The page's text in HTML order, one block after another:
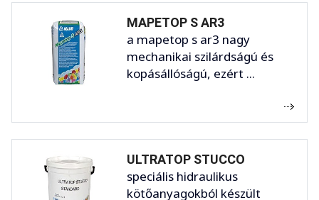
MAPETOP S AR3
a mapetop s ar3 nagy
mechanikai szilárdságú és
kopásállóságú, ezért ...
ULTRATOP STUCCO
speciális hidraulikus
kötőanyagokból készült